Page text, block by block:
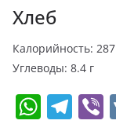
Хлеб
Калорийность:
Углеводы: 8.4 г
W T